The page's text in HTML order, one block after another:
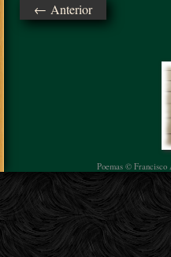
← Anterior
Poemas ©